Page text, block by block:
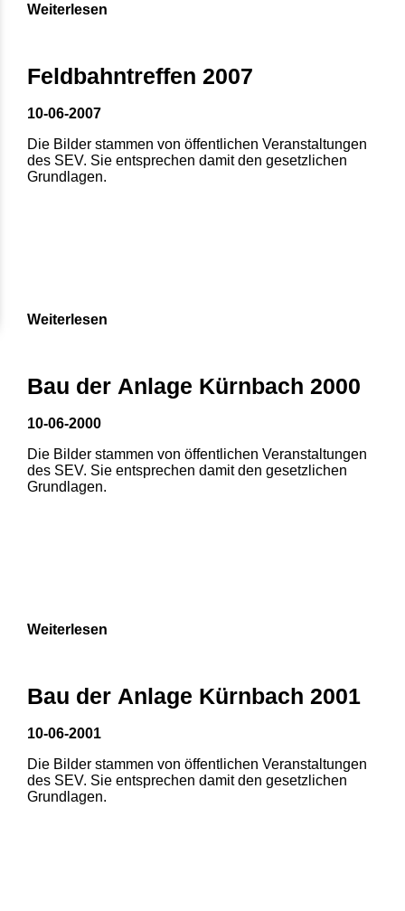
Weiterlesen
Feldbahntreffen 2007
10-06-2007
Die Bilder stammen von öffentlichen Veranstaltungen
des SEV. Sie entsprechen damit den gesetzlichen
Grundlagen.
Weiterlesen
Bau der Anlage Kürnbach 2000
10-06-2000
Die Bilder stammen von öffentlichen Veranstaltungen
des SEV. Sie entsprechen damit den gesetzlichen
Grundlagen.
Weiterlesen
Bau der Anlage Kürnbach 2001
10-06-2001
Die Bilder stammen von öffentlichen Veranstaltungen
des SEV. Sie entsprechen damit den gesetzlichen
Grundlagen.